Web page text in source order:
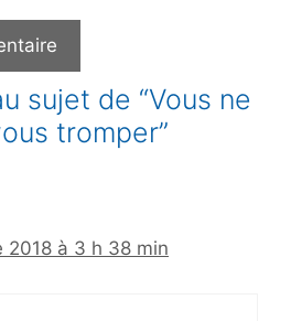
sujet de “Vous ne
tromper”
2018 à 3 h 38 min